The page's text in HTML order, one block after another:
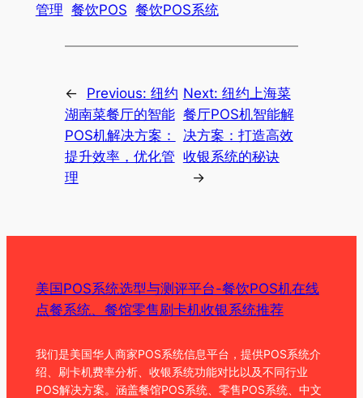
管理 餐饮POS 餐饮POS系统
← Previous: 纽约
湖南菜餐厅的智能
POS机解决方案：
提升效率，优化管
理
Next: 纽约上海菜
餐厅POS机智能解
决方案：打造高效
收银系统的秘诀
→
美国POS系统选型与测评平台-餐饮POS机在线
点餐系统、餐馆零售刷卡机收银系统推荐
我们是美国华人商家POS系统信息平台，提供POS系统介
绍、刷卡机费率分析、收银系统功能对比以及不同行业
POS解决方案。涵盖餐馆POS系统、零售POS系统、中文